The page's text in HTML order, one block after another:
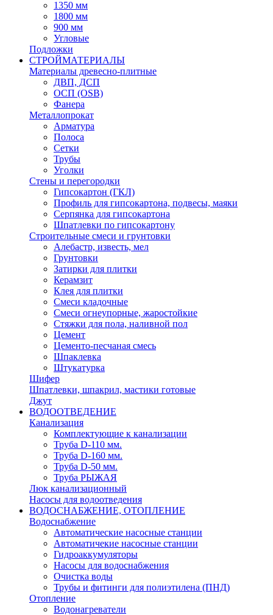
1350 мм
1800 мм
900 мм
Угловые
Подложки
СТРОЙМАТЕРИАЛЫ
Материалы древесно-плитные
ДВП, ДСП
ОСП (OSB)
Фанера
Металлопрокат
Арматура
Полоса
Сетки
Трубы
Уголки
Стены и перегородки
Гипсокартон (ГКЛ)
Профиль для гипсокартона, подвесы, маяки
Серпянка для гипсокартона
Шпатлевки по гипсокартону
Строительные смеси и грунтовки
Алебастр, известь, мел
Грунтовки
Затирки для плитки
Керамзит
Клея для плитки
Смеси кладочные
Смеси огнеупорные, жаростойкие
Стяжки для пола, наливной пол
Цемент
Цементо-песчаная смесь
Шпаклевка
Штукатурка
Шифер
Шпатлевки, шпакрил, мастики готовые
Джут
ВОДООТВЕДЕНИЕ
Канализация
Комплектующие к канализации
Труба D-110 мм.
Труба D-160 мм.
Труба D-50 мм.
Труба РЫЖАЯ
Люк канализационный
Насосы для водоотведения
ВОДОСНАБЖЕНИЕ, ОТОПЛЕНИЕ
Водоснабжение
Автоматичеcкие насосные станции
Автоматичекие насосные станции
Гидроаккумуляторы
Насосы для водоснабжения
Очистка воды
Трубы и фитинги для полиэтилена (ПНД)
Отопление
Водонагреватели